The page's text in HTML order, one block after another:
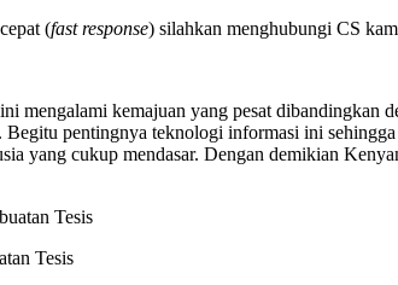
(fast response) silahkan menghubungi CS
mengalami kemajuan yang pesat dibandingkan
pentingnya teknologi informasi ini
yang cukup mendasar. Dengan demikian
Tesis